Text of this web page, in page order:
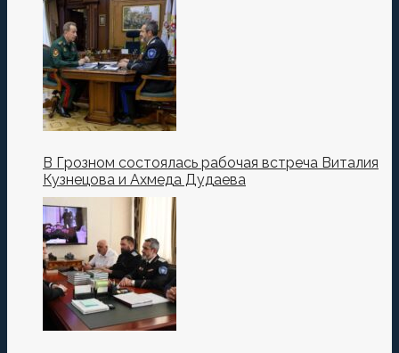
Кузнецова.
В Грозном состоялась рабочая встреча Виталия
Кузнецова и Ахмеда Дудаева